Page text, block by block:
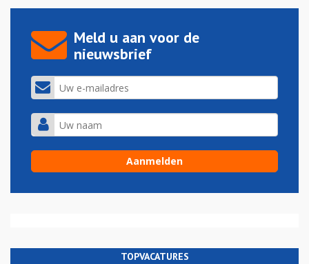
Meld u aan voor de
nieuwsbrief
TOPVACATURES